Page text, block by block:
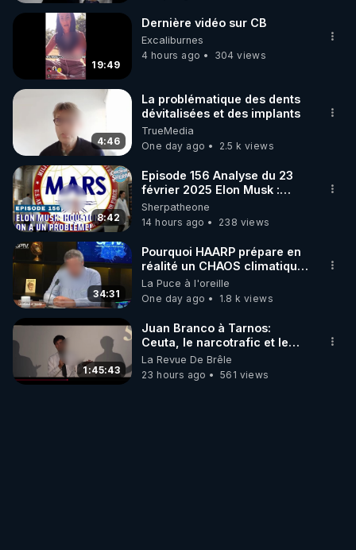
19:49
Dernière vidéo sur CB
Excaliburnes
4 hours ago
304 views
4:46
La problématique des dents
dévitalisées et des implants
TrueMedia
One day ago
2.5 k views
8:42
Episode 156 Analyse du 23
février 2025 Elon Musk :
Houston , on a un problème !
Sherpatheone
14 hours ago
238 views
34:31
Pourquoi HAARP prépare en
réalité un CHAOS climatique,
on répond
La Puce à l'oreille
One day ago
1.8 k views
1:45:43
Juan Branco à Tarnos:
Ceuta, le narcotrafic et le
pouvoir en France
La Revue De Brêle
23 hours ago
561 views